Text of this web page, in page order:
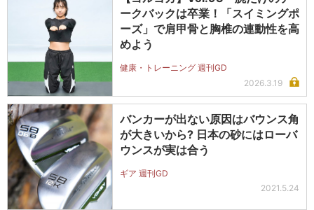
ークバックは卒業！「スイミングポ
ーズ」で肩甲骨と胸椎の連動性を高
めよう
健康・トレーニング 週刊GD
2026.3.19
バンカーが出ない原因はバウンス角
が大きいから? 日本の砂にはローバ
ウンスが実は合う
ギア 週刊GD
2021.5.24